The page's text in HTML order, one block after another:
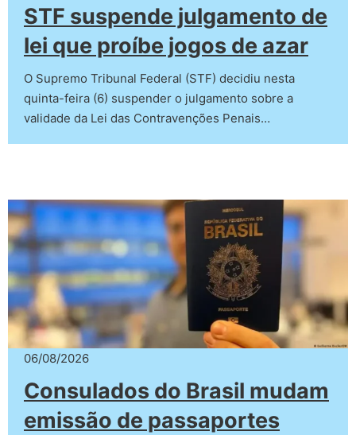
STF suspende julgamento de
lei que proíbe jogos de azar
O Supremo Tribunal Federal (STF) decidiu nesta
quinta-feira (6) suspender o julgamento sobre a
validade da Lei das Contravenções Penais…
06/08/2026
Consulados do Brasil mudam
emissão de passaportes